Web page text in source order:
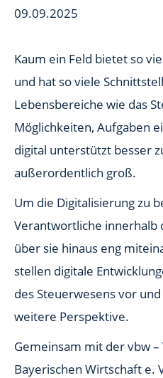
09.09.2025
Kaum ein Feld bietet so
und hat so viele
Lebensbereiche wie das
Möglichkeiten, Aufgaben
digital unterstützt besser
außerordentlich groß.
Um die Digitalisierung zu
Verantwortliche innerhalb
über sie hinaus eng
stellen digitale
des Steuerwesens vor
weitere Perspektive.
Gemeinsam mit der vbw
Bayerischen Wirtschaft e.